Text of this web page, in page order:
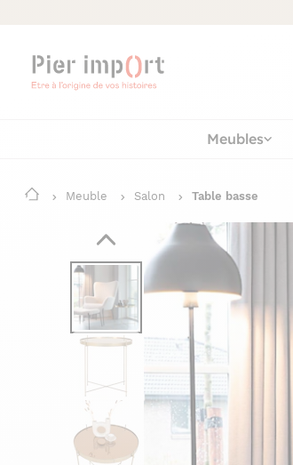
Meubles
Meuble Salon Table basse